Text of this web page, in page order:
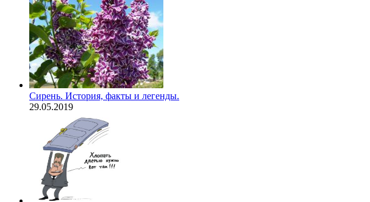
Сирень. История, факты и легенды.
29.05.2019